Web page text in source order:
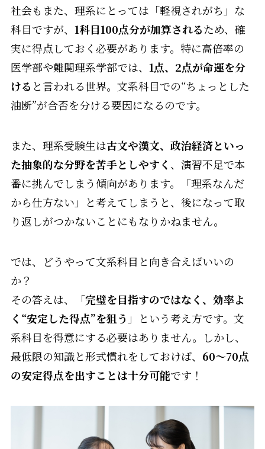
社会もまた、理系にとっては「軽視されがち」な
科目ですが、 1科目100点分が加算されるため、確
実に得点しておく必要があります。特に高倍率の
医学部や難関理系学部では、 1点、2点が命運を分
ける と言われる世界。文系科目での“ちょっとした
油断”が合否を分ける要因になるのです。
また、理系受験生は古文や漢文、政治経済といっ
た抽象的な分野を苦手としやすく 、演習不足で本
番に挑んでしまう傾向があります。「理系なんだ
から仕方ない」と考えてしまうと、後になって取
り返しがつかないことにもなりかねません。
では、どうやって文系科目と向き合えばいいの
か？
その答えは、「完璧を目指すのではなく、効率よ
く“安定した得点”を狙う 」という考え方です。文
系科目を得意にする必要はありません。しかし、
最低限の知識と形式慣れをしておけば、 60～70点
の安定得点を出すことは十分可能です！